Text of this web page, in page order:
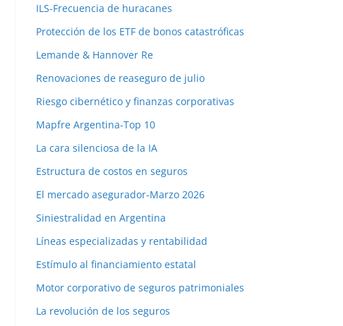
ILS-Frecuencia de huracanes
Protección de los ETF de bonos catastróficas
Lemande & Hannover Re
Renovaciones de reaseguro de julio
Riesgo cibernético y finanzas corporativas
Mapfre Argentina-Top 10
La cara silenciosa de la IA
Estructura de costos en seguros
El mercado asegurador-Marzo 2026
Siniestralidad en Argentina
Líneas especializadas y rentabilidad
Estímulo al financiamiento estatal
Motor corporativo de seguros patrimoniales
La revolución de los seguros